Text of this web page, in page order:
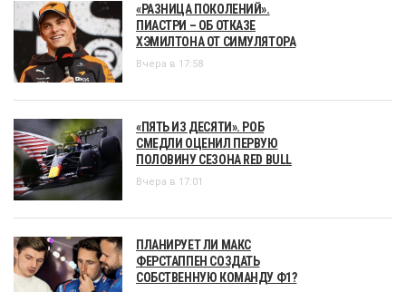
«РАЗНИЦА ПОКОЛЕНИЙ».
ПИАСТРИ – ОБ ОТКАЗЕ
ХЭМИЛТОНА ОТ СИМУЛЯТОРА
Вчера в 17:58
«ПЯТЬ ИЗ ДЕСЯТИ». РОБ
СМЕДЛИ ОЦЕНИЛ ПЕРВУЮ
ПОЛОВИНУ СЕЗОНА RED BULL
Вчера в 17:01
ПЛАНИРУЕТ ЛИ МАКС
ФЕРСТАППЕН СОЗДАТЬ
СОБСТВЕННУЮ КОМАНДУ Ф1?